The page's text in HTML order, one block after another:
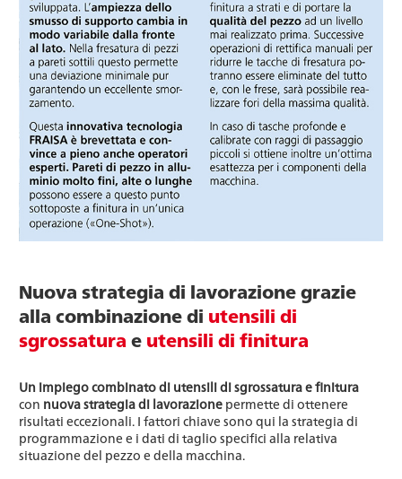
Nuova strategia di lavorazione grazie
alla combinazione di utensili di
sgrossatura e utensili di finitura
Un impiego combinato di utensili di sgrossatura e finitura
con nuova strategia di lavorazione permette di ottenere
risultati eccezionali. I fattori chiave sono qui la strategia di
programmazione e i dati di taglio specifici alla relativa
situazione del pezzo e della macchina.